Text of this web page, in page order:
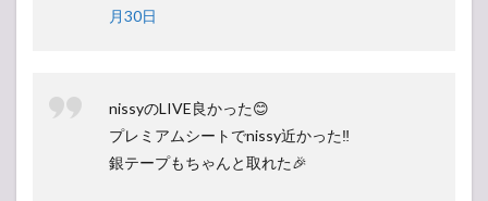
月30日
nissyのLIVE良かった😊
プレミアムシートでnissy近かった‼︎
銀テープもちゃんと取れた🎉